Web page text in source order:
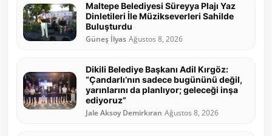
Maltepe Belediyesi Süreyya Plajı Yaz
Dinletileri İle Müzikseverleri Sahilde
Buluşturdu
Güneş İlyas Ağustos 8, 2026
Dikili Belediye Başkanı Adil Kırgöz:
“Çandarlı’nın sadece bugününü değil,
yarınlarını da planlıyor; geleceği inşa
ediyoruz”
Jale Aksoy Demirkıran Ağustos 8, 2026